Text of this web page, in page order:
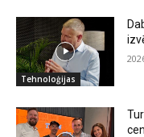
Tehnoloģijas